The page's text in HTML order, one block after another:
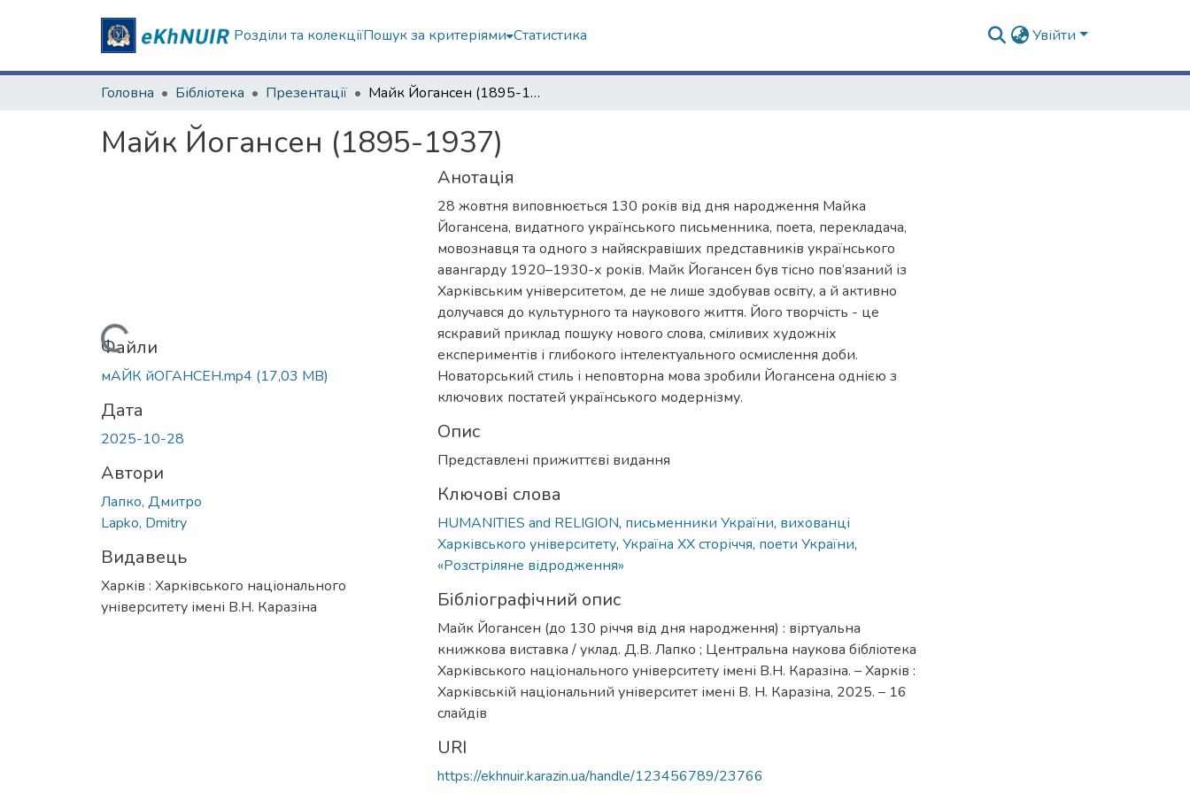
Розділи та колекціїПошук за критеріями Статистика Увійти
Головна Бібліотека Презентації Майк Йогансен (1895-1937)
Майк Йогансен (1895-1937)
Вантажиться...
Файли
мАЙК йОГАНСЕН.mp4 (17,03 MB)
Дата
2025-10-28
Автори
Лапко, Дмитро
Lapko, Dmitry
Видавець
Харків : Харківського національного
університету імені В.Н. Каразіна
Анотація
28 жовтня виповнюється 130 років від дня народження Майка
Йогансена, видатного українського письменника, поета, перекладача,
мовознавця та одного з найяскравіших представників українського
авангарду 1920–1930-х років. Майк Йогансен був тісно пов’язаний із
Харківським університетом, де не лише здобував освіту, а й активно
долучався до культурного та наукового життя. Його творчість - це
яскравий приклад пошуку нового слова, сміливих художніх
експериментів і глибокого інтелектуального осмислення доби.
Новаторський стиль і неповторна мова зробили Йогансена однією з
ключових постатей українського модернізму.
Опис
Представлені прижиттєві видання
Ключові слова
HUMANITIES and RELIGION, письменники України, вихованці
Харківського університету, Україна ХХ сторіччя, поети України,
«Розстріляне відродження»
Бібліографічний опис
Майк Йогансен (до 130 річчя від дня народження) : віртуальна
книжкова виставка / уклад. Д.В. Лапко ; Центральна наукова бібліотека
Харківського національного університету імені В.Н. Каразіна. – Харків :
Харківській національний університет імені В. Н. Каразіна, 2025. – 16
слайдів
URI
https://ekhnuir.karazin.ua/handle/123456789/23766